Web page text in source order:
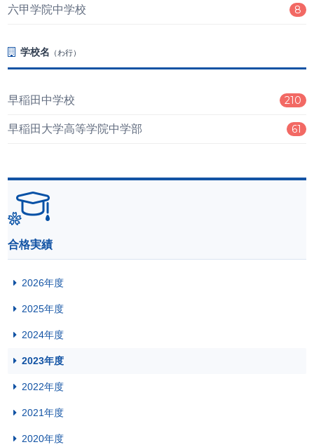
六甲学院中学校 8
学校名 （わ行）
早稲田中学校 210
早稲田大学高等学院中学部 61
合格実績
2026年度
2025年度
2024年度
2023年度
2022年度
2021年度
2020年度